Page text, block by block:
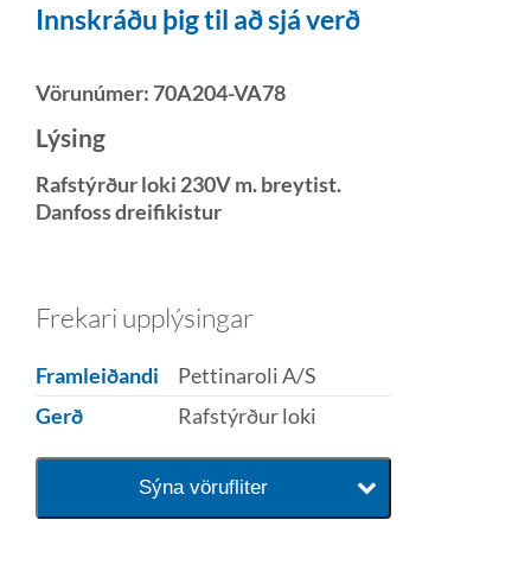
Innskráðu þig til að sjá verð
Vörunúmer:70A204-VA78
Lýsing
Rafstýrður loki 230V m. breytist.
Danfoss dreifikistur
Frekari upplýsingar
Framleiðandi
Pettinaroli A/S
Gerð
Rafstýrður loki
Sýna vörufliter